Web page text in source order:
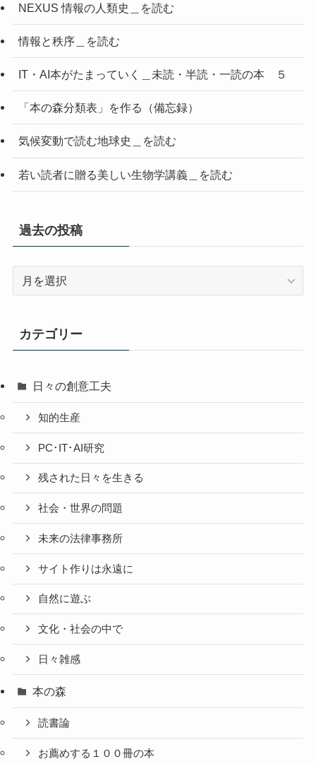
NEXUS 情報の人類史＿を読む
情報と秩序＿を読む
IT・AI本がたまっていく＿未読・半読・一読の本 ５
「本の森分類表」を作る（備忘録）
気候変動で読む地球史＿を読む
若い読者に贈る美しい生物学講義＿を読む
過去の投稿
稿
カテゴリー
日々の創意工夫
知的生産
PC･IT･AI研究
残された日々を生きる
社会・世界の問題
未来の法律事務所
サイト作りは永遠に
自然に遊ぶ
文化・社会の中で
日々雑感
本の森
読書論
お薦めする１００冊の本